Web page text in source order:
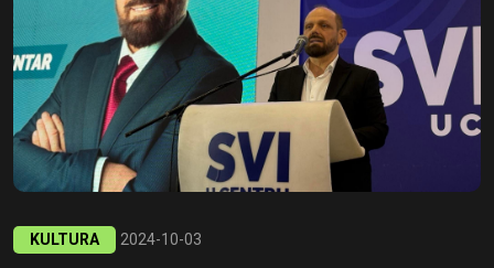
KULTURA 2024-10-03